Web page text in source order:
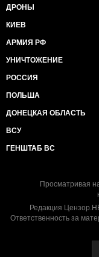
ДРОНЫ
КИЕВ
АРМИЯ РФ
УНИЧТОЖЕНИЕ
РОССИЯ
ПОЛЬША
ДОНЕЦКАЯ ОБЛАСТЬ
ВСУ
ГЕНШТАБ ВС
Просматривая
Редакция
Ответственность за